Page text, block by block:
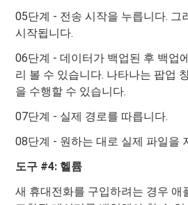
05단계 - 전송 시작을 누릅니다. 그
시작됩니다.
06단계 - 데이터가 백업된 후 백업
리 볼 수 있습니다. 나타나는 팝업
을 수행할 수 있습니다.
07단계 - 실제 경로를 따릅니다.
08단계 - 원하는 대로 실제 파일을
도구 #4: 헬륨
새 휴대전화를 구입하려는 경우 애